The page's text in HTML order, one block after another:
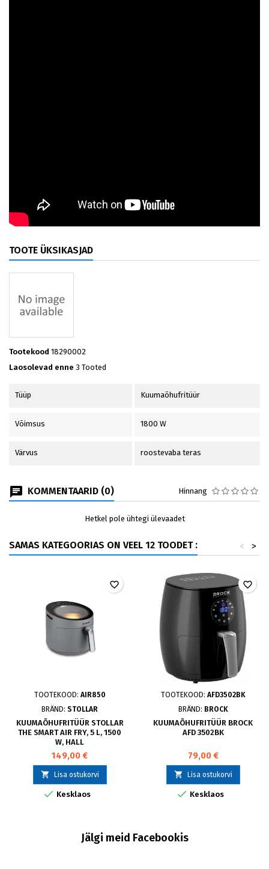
TOOTE ÜKSIKASJAD
Tootekood 18290002
Laosolevad enne 3 Tooted
Tüüp Kuumaõhufritüür
Võimsus 1800 W
Värvus roostevaba teras
KOMMENTAARID (0) Hinnang
Hetkel pole ühtegi ülevaadet
SAMAS KATEGOORIAS ON VEEL 12 TOODET : >
<
TOOTEKOOD: AIR850
BRÄND: STOLLAR
KUUMAÕHUFRITÜÜR STOLLAR
THE SMART AIR FRY, 5 L, 1500
W, HALL
149,00 €
 Lisa ostukorvi
 Kesklaos
favorite_border
TOOTEKOOD: AFD3502BK
BRÄND: BROCK
KUUMAÕHUFRITÜÜR BROCK
AFD 3502BK
79,00 €
 Lisa ostukorvi
 Kesklaos
favorite_border
Jälgi meid Facebookis